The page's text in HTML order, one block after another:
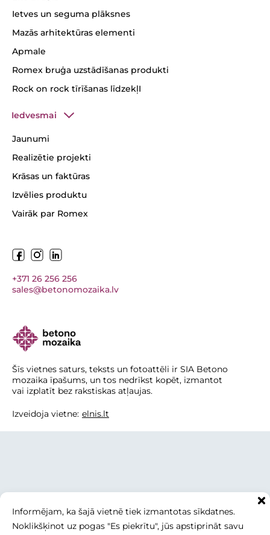
Informējam, ka šajā vietnē tiek izmantotas sīkdatnes.
Noklikšķinot uz pogas "Es piekrītu", jūs apstiprināt savu
Ietves un seguma plāksnes
Mazās arhitektūras elementi
Apmale
Romex bruģa uzstādīšanas produkti
Rock on rock tīrīšanas līdzekļI
Iedvesmai
Jaunumi
Realizētie projekti
Krāsas un faktūras
Izvēlies produktu
Vairāk par Romex
+371 26 256 256
sales@betonomozaika.lv
Šīs vietnes saturs, teksts un fotoattēli ir SIA Betono
mozaika īpašums, un tos nedrīkst kopēt, izmantot
vai izplatīt bez rakstiskas atļaujas.
Izveidoja vietne: elnis.lt